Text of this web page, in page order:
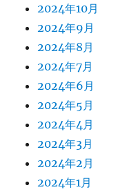
2024年10月
2024年9月
2024年8月
2024年7月
2024年6月
2024年5月
2024年4月
2024年3月
2024年2月
2024年1月